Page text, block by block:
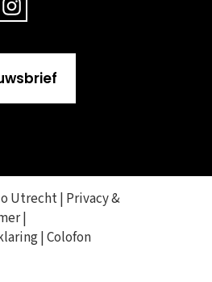
Utrecht | Privacy &
|
|Colofon